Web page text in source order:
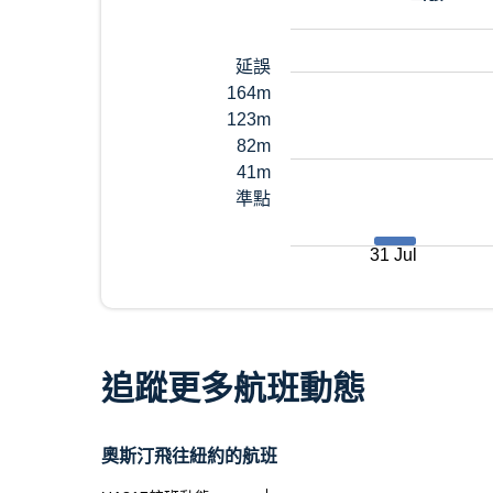
延誤
164m
123m
82m
41m
準點
31 Jul
追蹤更多航班動態
奧斯汀飛往紐約的航班